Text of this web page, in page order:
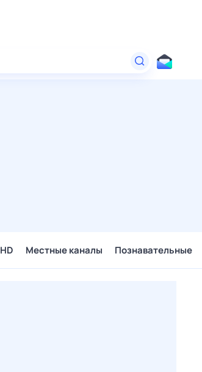
HD Местные каналы Познавательные